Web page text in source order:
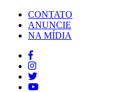
CONTATO
ANUNCIE
NA MÍDIA